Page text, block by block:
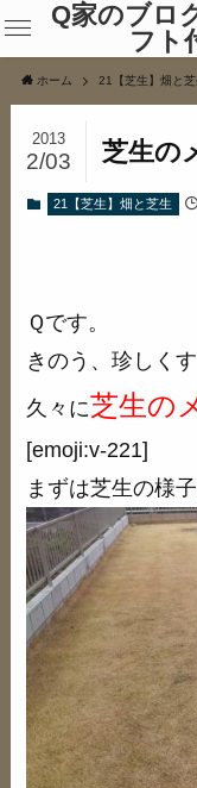
Q家のブロ
フト
ホーム 21【芝生】畑と芝
芝生の
2013
2/03
21【芝生】畑と芝生
Ｑです。
きのう、珍しく
久々に芝生の
[emoji:v-221]
まずは芝生の様